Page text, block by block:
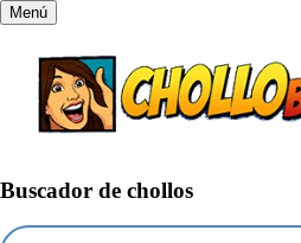
Menú
Buscador de chollos